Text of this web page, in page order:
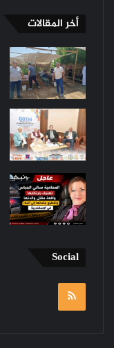
أخر المقالات
Social
RSS